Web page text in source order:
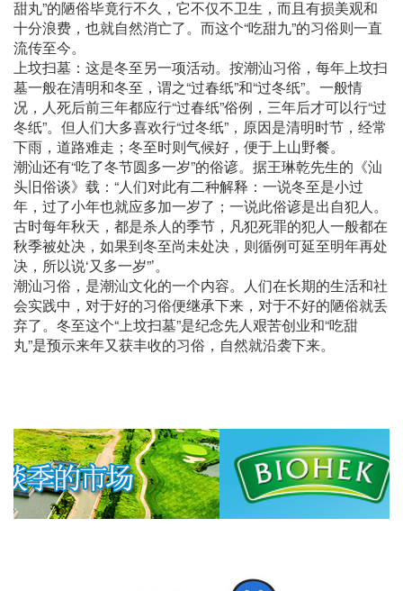
甜丸”的陋俗毕竟行不久，它不仅不卫生，而且有损美观和
十分浪费，也就自然消亡了。而这个“吃甜九”的习俗则一直
流传至今。
上坟扫墓：这是冬至另一项活动。按潮汕习俗，每年上坟扫
墓一般在清明和冬至，谓之“过春纸”和“过冬纸”。一般情
况，人死后前三年都应行“过春纸”俗例，三年后才可以行“过
冬纸”。但人们大多喜欢行“过冬纸”，原因是清明时节，经常
下雨，道路难走；冬至时则气候好，便于上山野餐。
潮汕还有“吃了冬节圆多一岁”的俗谚。据王琳乾先生的《汕
头旧俗谈》载：“人们对此有二种解释：一说冬至是小过
年，过了小年也就应多加一岁了；一说此俗谚是出自犯人。
古时每年秋天，都是杀人的季节，凡犯死罪的犯人一般都在
秋季被处决，如果到冬至尚未处决，则循例可延至明年再处
决，所以说‘又多一岁”’。
潮汕习俗，是潮汕文化的一个内容。人们在长期的生活和社
会实践中，对于好的习俗便继承下来，对于不好的陋俗就丢
弃了。冬至这个“上坟扫墓”是纪念先人艰苦创业和“吃甜
丸”是预示来年又获丰收的习俗，自然就沿袭下来。